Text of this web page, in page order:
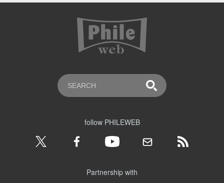
follow PHILEWEB
Partnership with